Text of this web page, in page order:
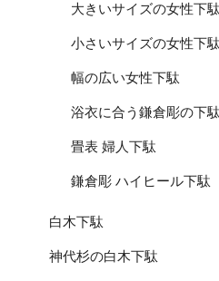
大きいサイズの女性下駄
小さいサイズの女性下駄
幅の広い女性下駄
浴衣に合う鎌倉彫の下駄
畳表 婦人下駄
鎌倉彫 ハイヒール下駄
白木下駄
神代杉の白木下駄